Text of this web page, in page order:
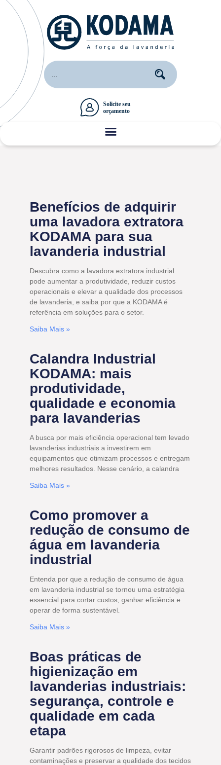
Benefícios de adquirir
uma lavadora extratora
KODAMA para sua
lavanderia industrial
Descubra como a lavadora extratora industrial
pode aumentar a produtividade, reduzir custos
operacionais e elevar a qualidade dos processos
de lavanderia, e saiba por que a KODAMA é
referência em soluções para o setor.
Saiba Mais »
Calandra Industrial
KODAMA: mais
produtividade,
qualidade e economia
para lavanderias
A busca por mais eficiência operacional tem levado
lavanderias industriais a investirem em
equipamentos que otimizam processos e entregam
melhores resultados. Nesse cenário, a calandra
Saiba Mais »
Como promover a
redução de consumo de
água em lavanderia
industrial
Entenda por que a redução de consumo de água
em lavanderia industrial se tornou uma estratégia
essencial para cortar custos, ganhar eficiência e
operar de forma sustentável.
Saiba Mais »
Boas práticas de
higienização em
lavanderias industriais:
segurança, controle e
qualidade em cada
etapa
Garantir padrões rigorosos de limpeza, evitar
contaminações e preservar a qualidade dos tecidos